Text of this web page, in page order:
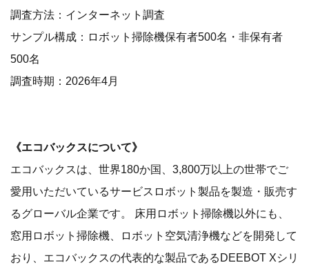
調査方法：インターネット調査
サンプル構成：ロボット掃除機保有者500名・非保有者
500名
調査時期：2026年4月
《エコバックスについて》
エコバックスは、世界180か国、3,800万以上の世帯でご
愛用いただいているサービスロボット製品を製造・販売す
るグローバル企業です。 床用ロボット掃除機以外にも、
窓用ロボット掃除機、ロボット空気清浄機などを開発して
おり、エコバックスの代表的な製品であるDEEBOT Xシリ